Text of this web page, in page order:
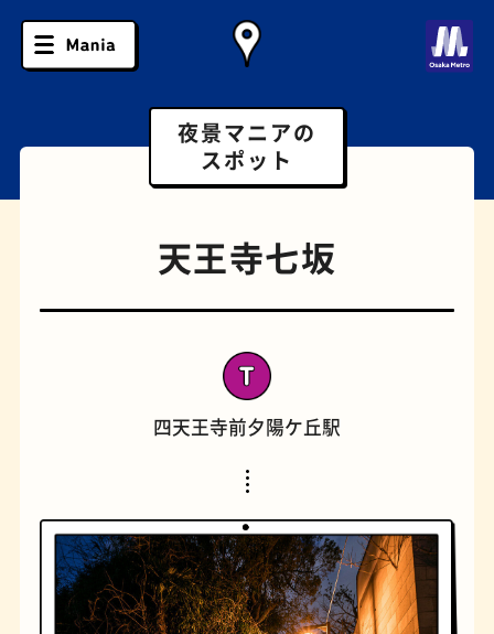
スポーツバー
夜景マニアの
スポット
天王寺七坂
四天王寺前夕陽ケ丘駅